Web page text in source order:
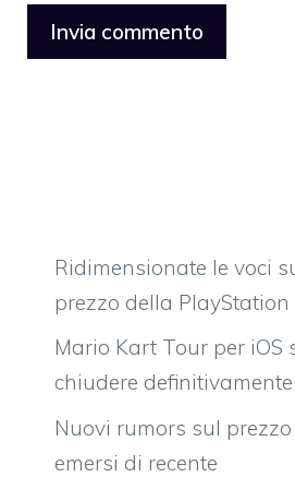
Ridimensionate le voci
prezzo della PlayStation
Mario Kart Tour per iOS
chiudere definitivamente
Nuovi rumors sul
emersi di recente